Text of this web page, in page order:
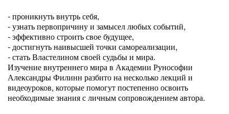
- проникнуть внутрь себя,
- узнать первопричину и замысел любых событий,
- эффективно строить свое будущее,
- достигнуть наивысшей точки самореализации,
- стать Властелином своей судьбы и мира.
Изучение внутреннего мира в Академии Рунософии
Александры Филинн разбито на несколько лекций и
видеоуроков, которые помогут постепенно освоить
необходимые знания с личным сопровождением автора.